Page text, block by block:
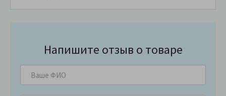
Напишите отзыв о товаре